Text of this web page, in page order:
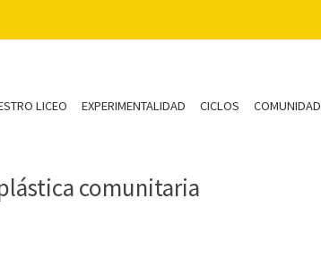
LICEO EXPERIMENTALIDAD CICLOS COMUNIDAD
comunitaria